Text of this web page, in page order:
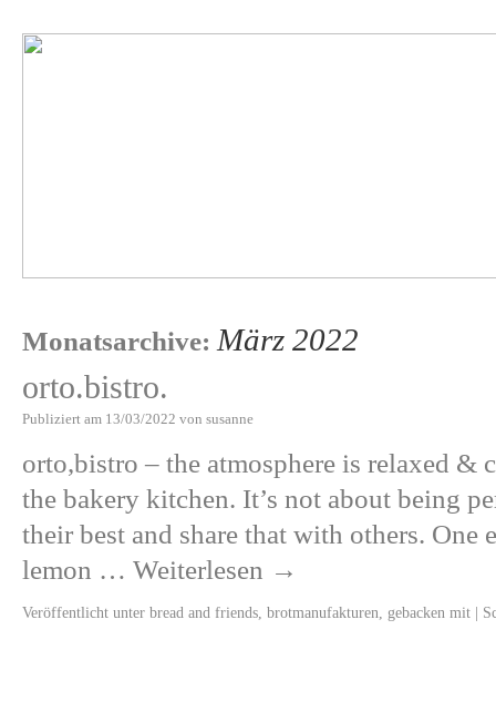
Monatsarchive: März 2022
orto.bistro.
Publiziert am 13/03/2022 von susanne
orto,bistro – the atmosphere is relaxed &
the bakery kitchen. It’s not about being
their best and share that with others. One
lemon … Weiterlesen →
Veröffentlicht unter bread and friends brotmanufakturen gebacken mit |